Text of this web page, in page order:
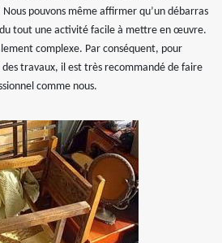
pouvons même affirmer qu’un débarras
du tout une activité facile à mettre en œuvre.
complexe. Par conséquent, pour
travaux, il est très recommandé de faire
comme nous.